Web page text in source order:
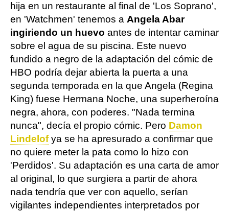
hija en un restaurante al final de 'Los Soprano',
en 'Watchmen' tenemos a Angela Abar
ingiriendo un huevo antes de intentar caminar
sobre el agua de su piscina. Este nuevo
fundido a negro de la adaptación del cómic de
HBO podría dejar abierta la puerta a una
segunda temporada en la que Angela (Regina
King) fuese Hermana Noche, una superheroína
negra, ahora, con poderes. "Nada termina
nunca", decía el propio cómic. Pero Damon
Lindelofya se ha apresurado a confirmar que
no quiere meter la pata como lo hizo con
'Perdidos'. Su adaptación es una carta de amor
al original, lo que surgiera a partir de ahora
nada tendría que ver con aquello, serían
vigilantes independientes interpretados por